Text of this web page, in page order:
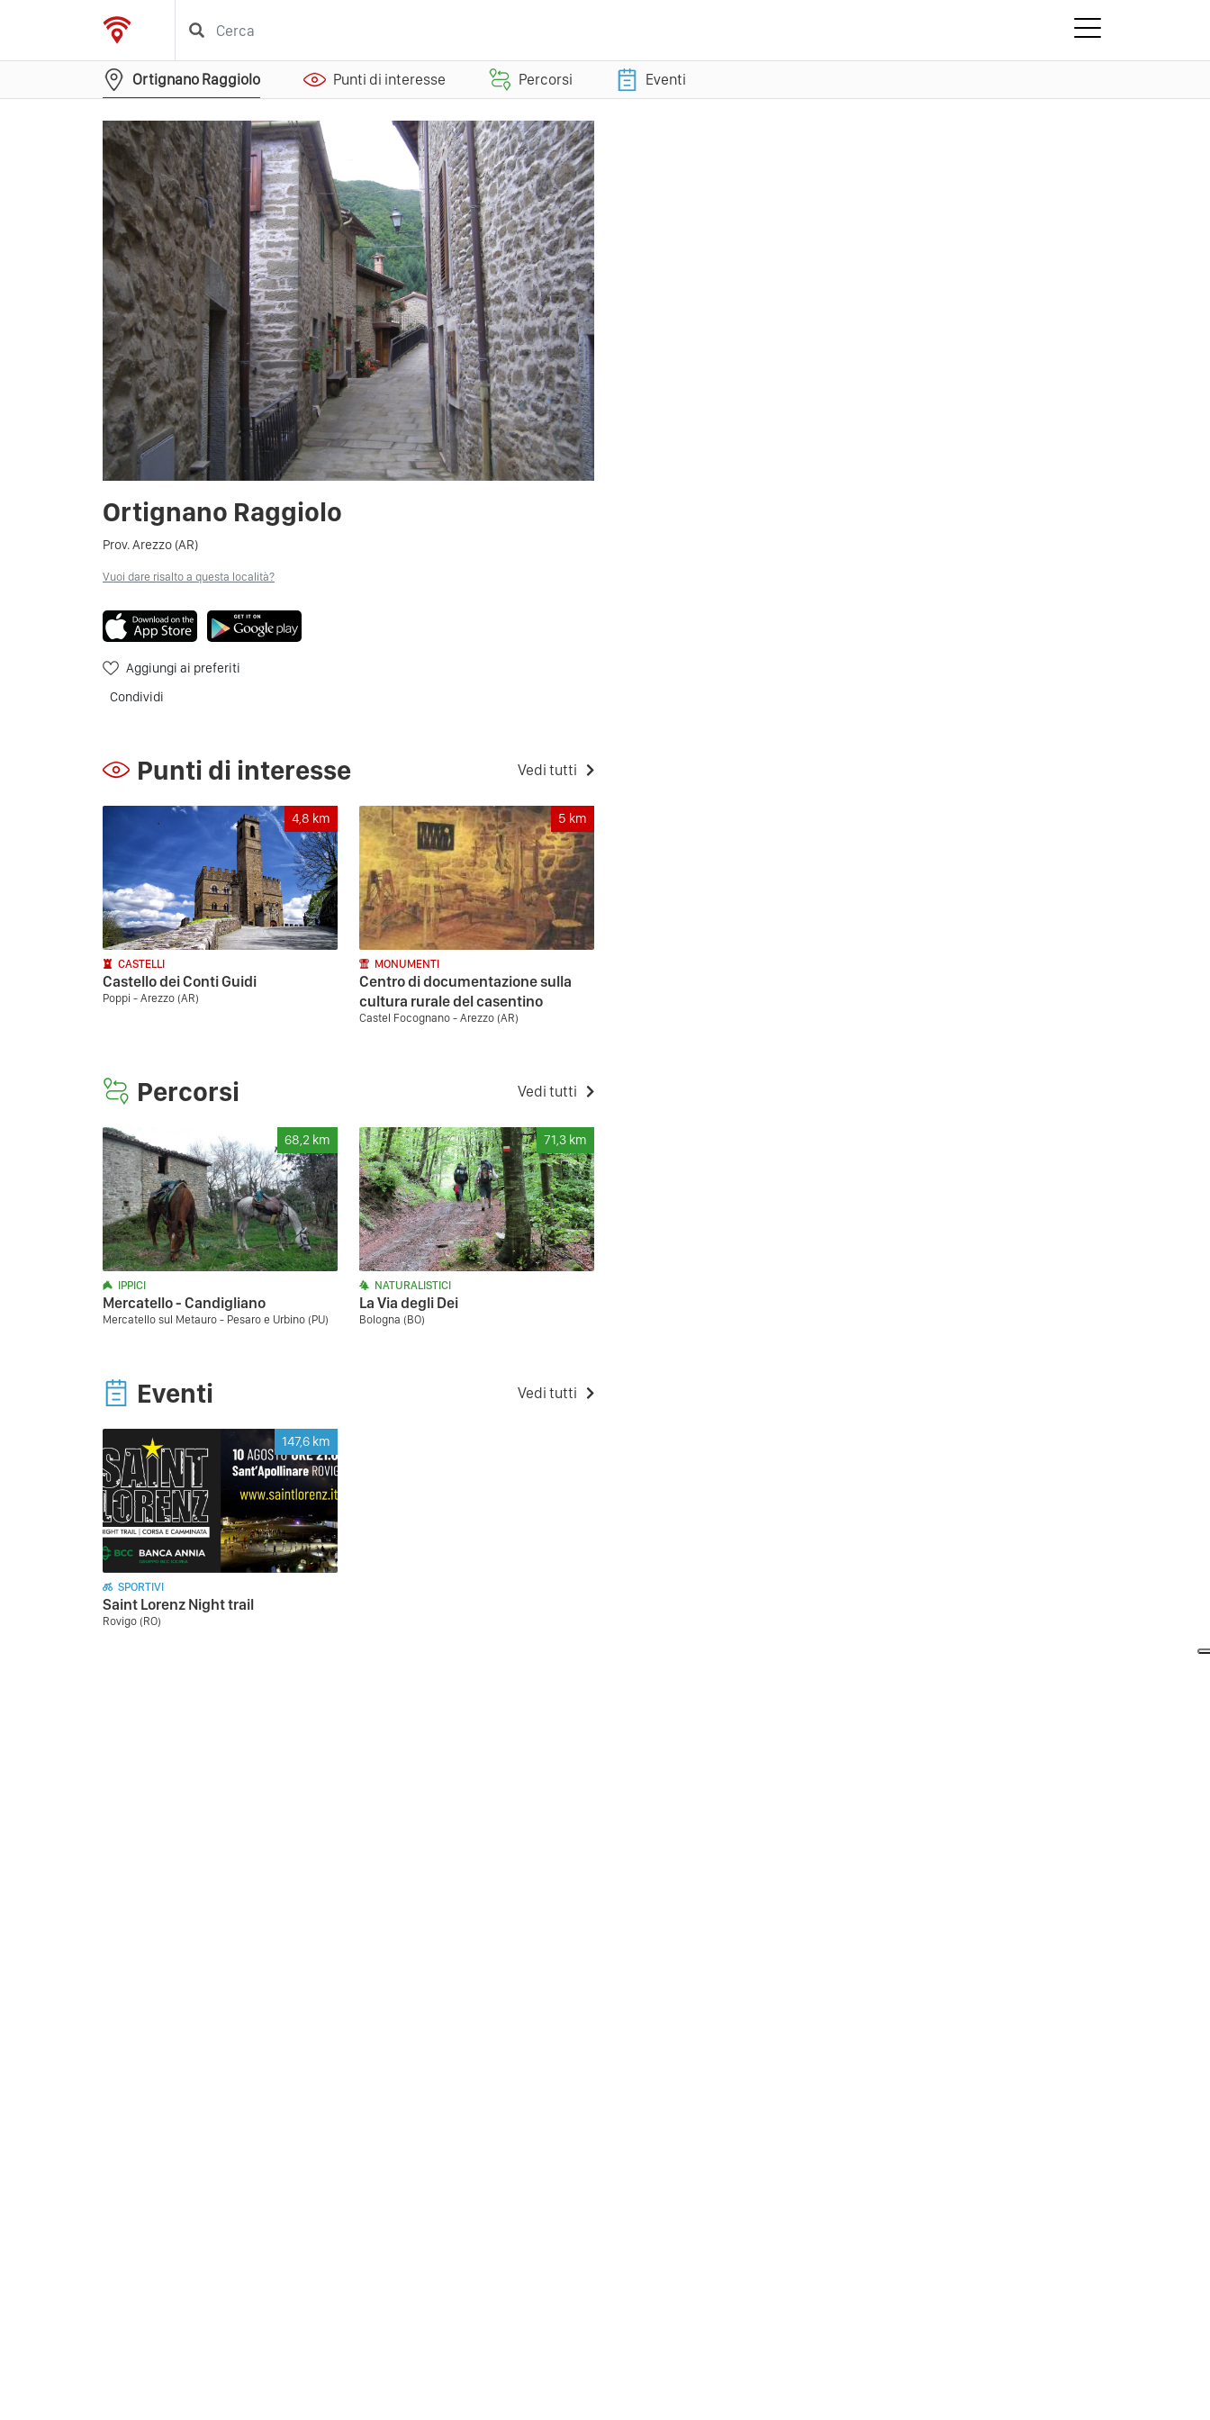
Ortignano Raggiolo Punti di interesse Percorsi Eventi
Ortignano Raggiolo
Prov. Arezzo (AR)
Vuoi dare risalto a questa località?
Aggiungi ai preferiti
Condividi
Punti di interesse Vedi tutti
4,8 km
CASTELLI
Castello dei Conti Guidi
Poppi - Arezzo (AR)
5 km
MONUMENTI
Centro di documentazione sulla
cultura rurale del casentino
Castel Focognano - Arezzo (AR)
Percorsi Vedi tutti
68,2 km
IPPICI
Mercatello - Candigliano
Mercatello sul Metauro - Pesaro e Urbino (PU)
71,3 km
NATURALISTICI
La Via degli Dei
Bologna (BO)
Eventi Vedi tutti
147,6 km
SPORTIVI
Saint Lorenz Night trail
Rovigo (RO)